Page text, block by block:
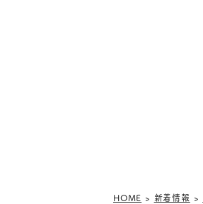
HOME > 新着情報 >